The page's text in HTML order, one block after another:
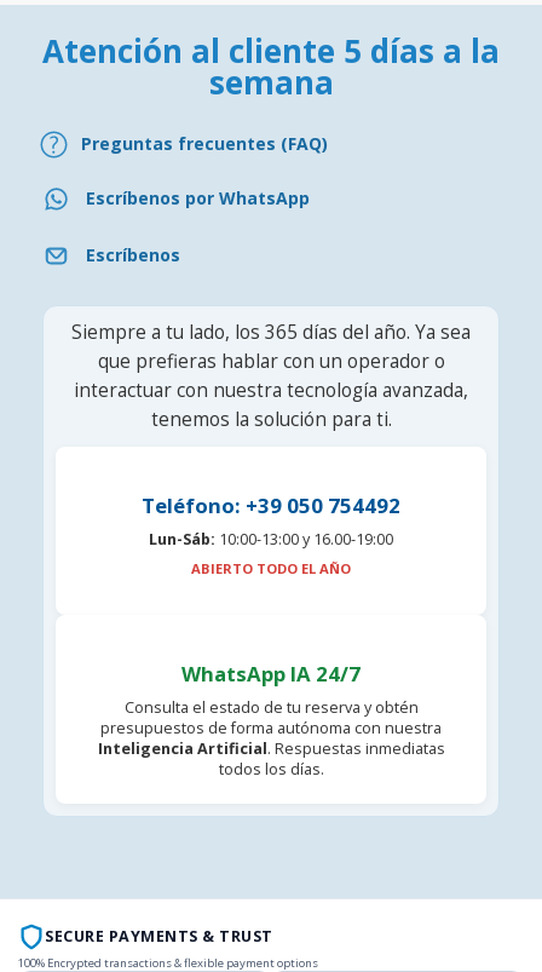
Atención al cliente 5 días a la
semana
Preguntas frecuentes (FAQ)
Escríbenos por WhatsApp
Escríbenos
Siempre a tu lado, los 365 días del año. Ya sea
que prefieras hablar con un operador o
interactuar con nuestra tecnología avanzada,
tenemos la solución para ti.
Teléfono: +39 050 754492
Lun-Sáb: 10:00-13:00 y 16.00-19:00
ABIERTO TODO EL AÑO
WhatsApp IA 24/7
Consulta el estado de tu reserva y obtén
presupuestos de forma autónoma con nuestra
Inteligencia Artificial. Respuestas inmediatas
todos los días.
SECURE PAYMENTS & TRUST
100% Encrypted transactions & flexible payment options